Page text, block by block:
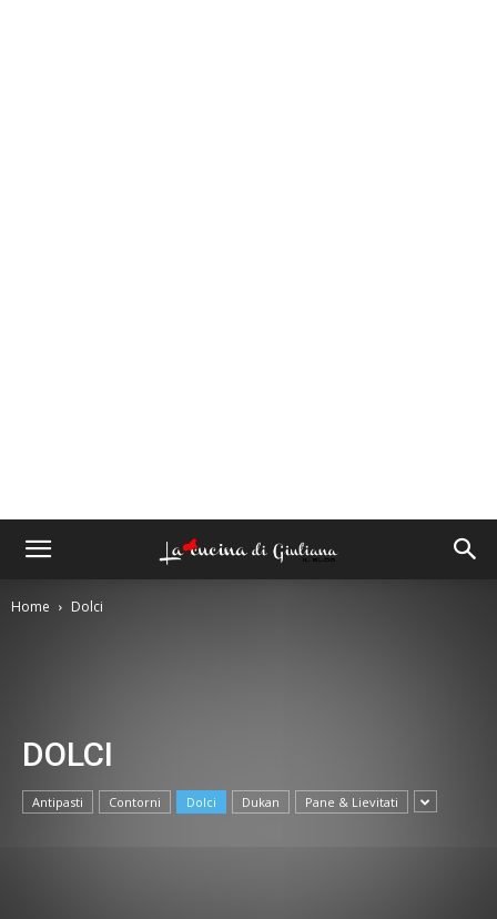
Home Dolci
DOLCI
Antipasti Contorni Dolci Dukan Pane & Lievitati